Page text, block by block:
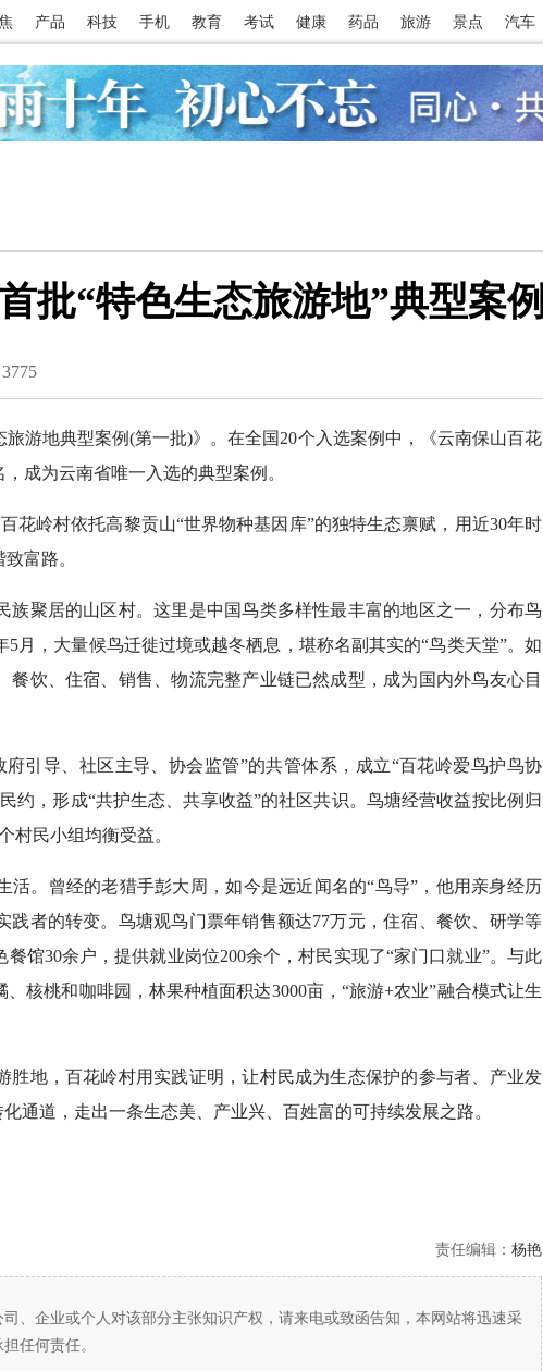
产品 科技 手机 教育 考试 健康 药品 旅游 景点 汽车
批“特色生态旅游地”典型案例
3775
地典型案例(第一批)》。在全国20个入选案例中，《云南保山百花
成为云南省唯一入选的典型案例。
岭村依托高黎贡山“世界物种基因库”的独特生态禀赋，用近30年时
富路。
聚居的山区村。这里是中国鸟类多样性最丰富的地区之一，分布鸟
月，大量候鸟迁徙过境或越冬栖息，堪称名副其实的“鸟类天堂”。如
饮、住宿、销售、物流完整产业链已然成型，成为国内外鸟友心目
导、社区主导、协会监管”的共管体系，成立“百花岭爱鸟护鸟协
约，形成“共护生态、共享收益”的社区共识。鸟塘经营收益按比例归
村民小组均衡受益。
。曾经的老猎手彭大周，如今是远近闻名的“鸟导”，他用亲身经历
者的转变。鸟塘观鸟门票年销售额达77万元，住宿、餐饮、研学等
馆30余户，提供就业岗位200余个，村民实现了“家门口就业”。与此
核桃和咖啡园，林果种植面积达3000亩，“旅游+农业”融合模式让生
地，百花岭村用实践证明，让村民成为生态保护的参与者、产业发
通道，走出一条生态美、产业兴、百姓富的可持续发展之路。
责任编辑： 杨艳
、企业或个人对该部分主张知识产权，请来电或致函告知，本网站将迅速采
任何责任。